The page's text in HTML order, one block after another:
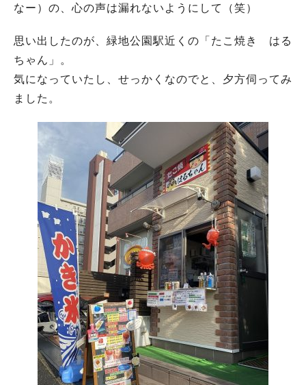
なー）の、心の声は漏れないようにして（笑）
思い出したのが、緑地公園駅近くの「たこ焼き はる
ちゃん」。
気になっていたし、せっかくなのでと、夕方伺ってみ
ました。